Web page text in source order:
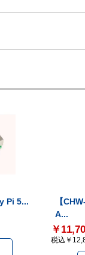
Pi 5...
【
A...
￥
税込￥